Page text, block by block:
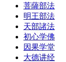
菩薩部法
明王部法
天部諸法
初心学佛
因果学堂
大德讲经